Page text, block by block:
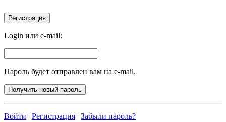
Login или e-mail:
Пароль будет отправлен вам на e-mail.
Войти | Регистрация | Забыли пароль?